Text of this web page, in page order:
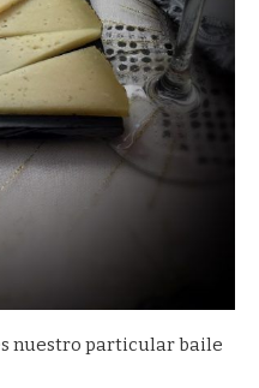
nuestro particular baile